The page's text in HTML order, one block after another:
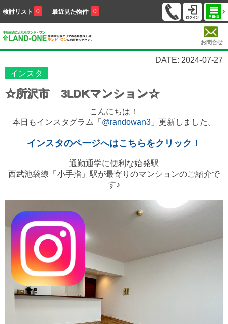
検討リスト 0 最近見た物件 0
お問合せ
DATE: 2024-07-27
インスタ
☆所沢市 3LDKマンション☆
こんにちは！
本日もインスタグラム「 @randowan3 」更新しました。
インスタのページへはこちらをクリック！
通勤通学に便利な始発駅
西武池袋線「小手指」駅が最寄りのマンションのご紹介で
す♪